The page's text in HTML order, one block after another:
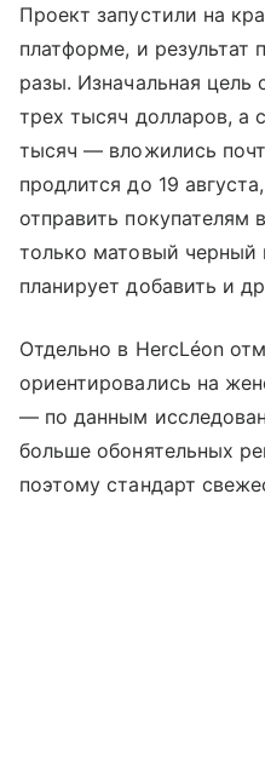
Проект запустили на
платформе, и
разы. Изначальная цель
трех тысяч долларов, а
тысяч — вложились
продлится до 19
отправить покупателям
только матовый черный
планирует добавить и
Отдельно в HercLéon
ориентировались на
— по данным
больше обонятельных
поэтому стандарт